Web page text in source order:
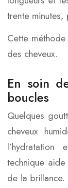
trente
Cette
des cheveux.
En soin
boucles
Quelques
cheveux
technique
de la brillance.